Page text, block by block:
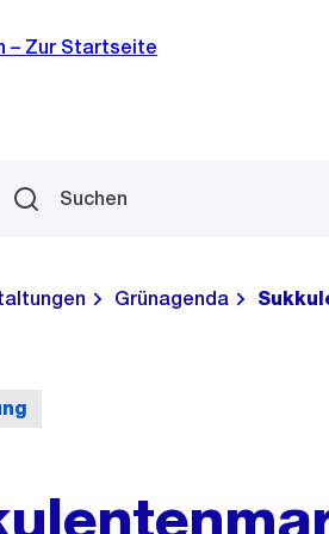
Suchen
Grünagenda